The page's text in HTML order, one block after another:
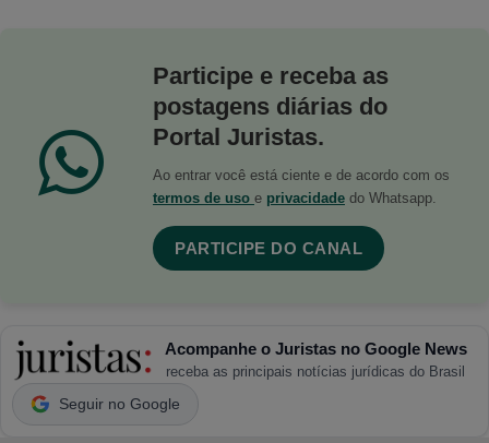
Participe e receba as
postagens diárias do
Portal Juristas.
Ao entrar você está ciente e de acordo com os
termos de uso e privacidade do Whatsapp.
PARTICIPE DO CANAL
Acompanhe o Juristas no Google News
receba as principais notícias jurídicas do Brasil
Seguir no Google